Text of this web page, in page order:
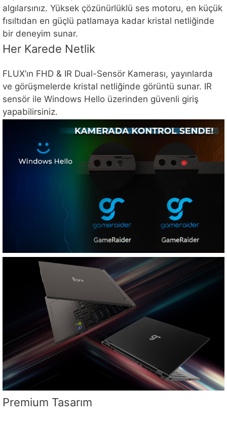
algılarsınız. Yüksek çözünürlüklü ses motoru, en küçük
fısıltıdan en güçlü patlamaya kadar kristal netliğinde
bir deneyim sunar.
Her Karede Netlik
FLUX’ın FHD & IR Dual-Sensör Kamerası, yayınlarda
ve görüşmelerde kristal netliğinde görüntü sunar. IR
sensör ile Windows Hello üzerinden güvenli giriş
yapabilirsiniz.
Premium Tasarım